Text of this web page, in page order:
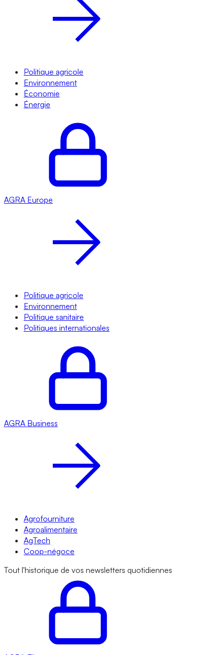
Politique agricole
Environnement
Économie
Énergie
AGRA Europe
Politique agricole
Environnement
Politique sanitaire
Politiques internationales
AGRA Business
Agrofourniture
Agroalimentaire
AgTech
Coop-négoce
Tout l'historique de vos newsletters quotidiennes